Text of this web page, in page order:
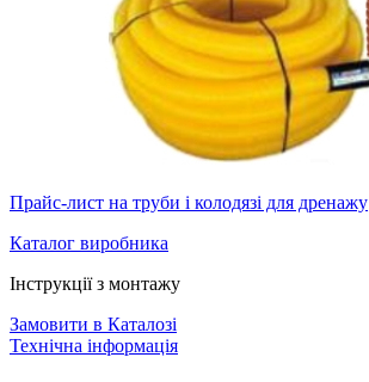
Прайс-лист на труби і колодязі для дренажу
Каталог виробника
Інструкції з монтажу
Замовити в Каталозі
Технічна інформація